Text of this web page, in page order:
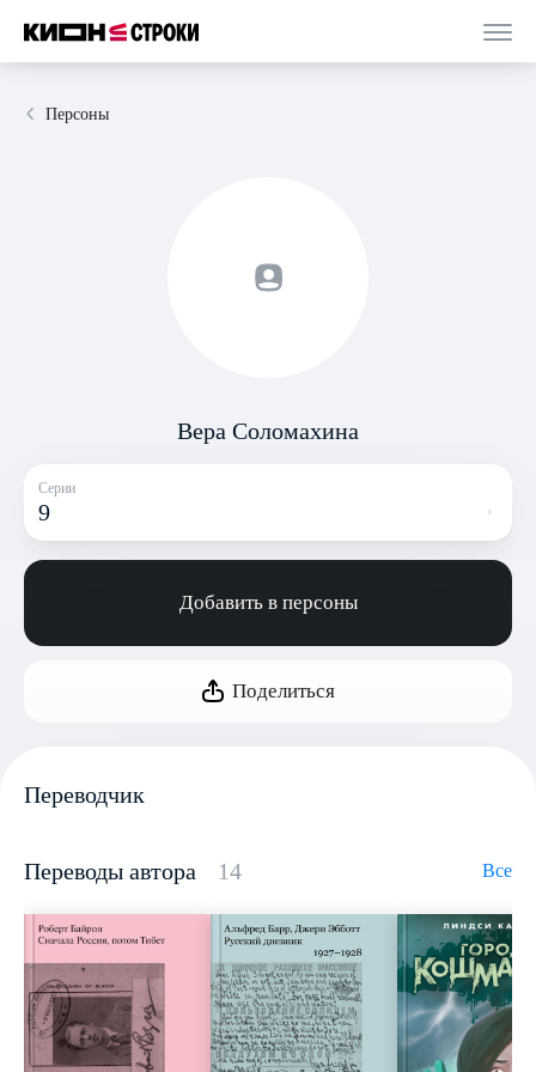
Персоны
Вера Соломахина
Серии
9
Добавить в персоны
Поделиться
Переводчик
Переводы автора 14 Все